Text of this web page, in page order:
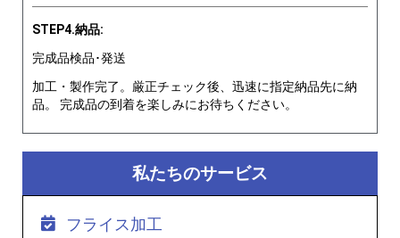
STEP4.納品:
完成品検品･発送
加工・製作完了。厳正チェック後、迅速に指定納品先に納
品。 完成品の到着を楽しみにお待ちください。
私たちのサービス
フライス加工